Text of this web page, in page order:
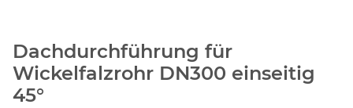
Dachdurchführung für
Wickelfalzrohr DN300 einseitig
45°